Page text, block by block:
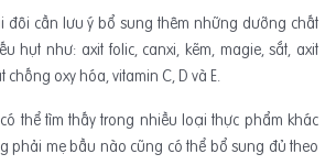
đôi cần lưu ý bổ sung thêm những dưỡng chất
hụt như: axit folic, canxi, kẽm, magie, sắt, axit
chống oxy hóa, vitamin C, D và E.
thể tìm thấy trong nhiều loại thực phẩm khác
phải mẹ bầu nào cũng có thể bổ sung đủ theo